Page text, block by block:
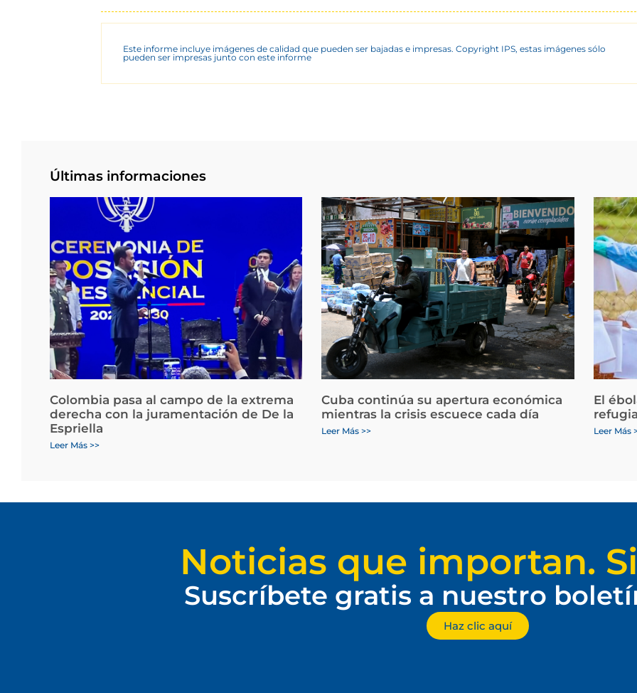
Este informe incluye imágenes de calidad que pueden ser bajadas e impresas. Copyright IPS, estas imágenes sólo
pueden ser impresas junto con este informe
Últimas informaciones
Colombia pasa al campo de la extrema
derecha con la juramentación de De la
Espriella
Leer Más >>
Cuba continúa su apertura económica
mientras la crisis escuece cada día
Leer Más >>
El
Leer Más
Noticias que importan.
Suscríbete gratis a nuestro
Haz clic aquí